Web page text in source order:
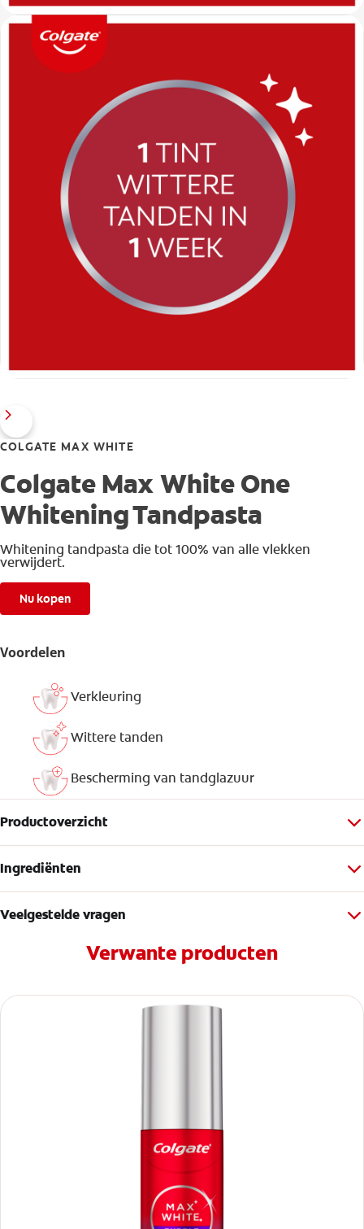
COLGATE MAX WHITE
Colgate Max White One
Whitening Tandpasta
Whitening tandpasta die tot 100% van alle vlekken
verwijdert.
Nu kopen
Voordelen
Verkleuring
Wittere tanden
Bescherming van tandglazuur
Productoverzicht
Ingrediënten
Veelgestelde vragen
Verwante producten